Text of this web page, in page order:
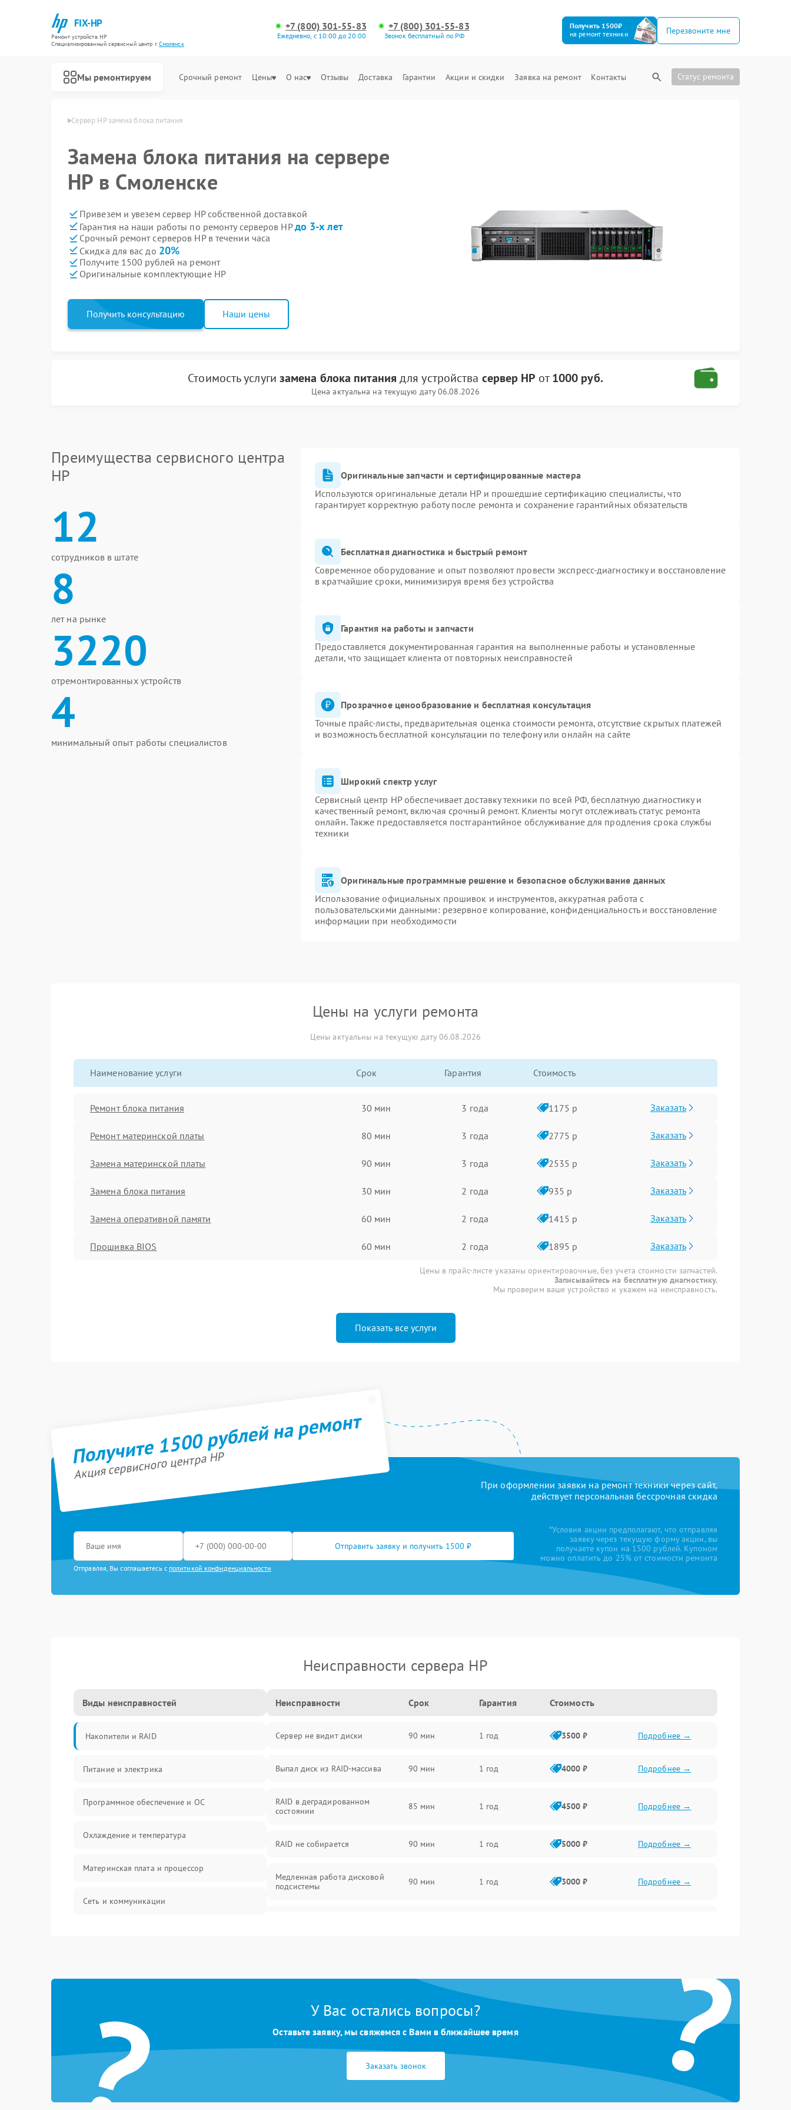
FIX-HP
Ремонт устройств HP
Специализированный cервисный центр г.Смоленск
+7 (800) 301-55-83
Ежедневно, с 10:00 до 20:00
+7 (800) 301-55-83
Звонок бесплатный по РФ
Получить 1500₽
на ремонт техники
Перезвоните мне
Мы ремонтируем Срочный ремонт Цены О нас Отзывы Доставка Гарантии Акции и скидки Заявка на ремонт Контакты Статус ремонта
Сервер HP замена блока питания
Замена блока питания на сервере
HP в Смоленске
Привезем и увезем сервер HP собственной доставкой
Гарантия на наши работы по ремонту серверов HPдо 3-х лет
Срочный ремонт серверов HP в течении часа
Скидка для вас до 20%
Получите 1500 рублей на ремонт
Оригинальные комплектующие HP
Получить консультацию Наши цены
Стоимость услуги замена блока питания для устройства сервер HP от1000 руб.
Цена актуальна на текущую дату 06.08.2026
Преимущества сервисного центра
HP
12
сотрудников в штате
8
лет на рынке
3220
отремонтированных устройств
4
минимальный опыт работы специалистов
Оригинальные запчасти и сертифицированные мастера
Используются оригинальные детали HP и прошедшие сертификацию специалисты, что
гарантирует корректную работу после ремонта и сохранение гарантийных обязательств
Бесплатная диагностика и быстрый ремонт
Современное оборудование и опыт позволяют провести экспресс-диагностику и восстановление
в кратчайшие сроки, минимизируя время без устройства
Гарантия на работы и запчасти
Предоставляется документированная гарантия на выполненные работы и установленные
детали, что защищает клиента от повторных неисправностей
Прозрачное ценообразование и бесплатная консультация
Точные прайс-листы, предварительная оценка стоимости ремонта, отсутствие скрытых платежей
и возможность бесплатной консультации по телефону или онлайн на сайте
Широкий спектр услуг
Сервисный центр HP обеспечивает доставку техники по всей РФ, бесплатную диагностику и
качественный ремонт, включая срочный ремонт. Клиенты могут отслеживать статус ремонта
онлайн. Также предоставляется постгарантийное обслуживание для продления срока службы
техники
Оригинальные программные решение и безопасное обслуживание данных
Использование официальных прошивок и инструментов, аккуратная работа с
пользовательскими данными: резервное копирование, конфиденциальность и восстановление
информации при необходимости
Цены на услуги ремонта
Цены актуальны на текущую дату 06.08.2026
Наименование услуги Срок Гарантия Стоимость
Ремонт блока питания 30 мин 3 года 1175 р Заказать
Ремонт материнской платы 80 мин 3 года 2775 р Заказать
Замена материнской платы 90 мин 3 года 2535 р Заказать
Замена блока питания 30 мин 2 года 935 р Заказать
Замена оперативной памяти 60 мин 2 года 1415 р Заказать
Прошивка BIOS 60 мин 2 года 1895 р Заказать
Цены в прайс-листе указаны ориентировочные, без учета стоимости запчастей.
Записывайтесь на бесплатную диагностику.
Мы проверим ваше устройство и укажем на неисправность.
Показать все услуги
Получите 1500 рублей на ремонт
Акция сервисного центра HP
При оформлении заявки на ремонт техники через сайт,
действует персональная бессрочная скидка
Отправить заявку и получить 1500 ₽
Отправляя, Вы соглашаетесь с политикой конфиденциальности
*Условия акции предполагают, что отправляя
заявку через текущую форму акции, вы
получаете купон на 1500 рублей. Купоном
можно оплатить до 25% от стоимости ремонта
Неисправности сервера HP
Виды неисправностей
Накопители и RAID
Питание и электрика
Программное обеспечение и ОС
Охлаждение и температура
Материнская плата и процессор
Сеть и коммуникации
Контроллеры и интерфейсы
Виртуализация и сервисы
Влага и внешние воздействия
Неисправности Срок Гарантия Стоимость
Сервер не видит диски 90 мин 1 год 3500 ₽ Подробнее →
Выпал диск из RAID-массива 90 мин 1 год 4000 ₽ Подробнее →
RAID в деградированном
состоянии
85 мин 1 год 4500 ₽ Подробнее →
RAID не собирается 90 мин 1 год 5000 ₽ Подробнее →
Медленная работа дисковой
подсистемы
90 мин 1 год 3000 ₽ Подробнее →
? ?
У Вас остались вопросы?
Оставьте заявку, мы свяжемся с Вами в ближайшее время
Заказать звонок